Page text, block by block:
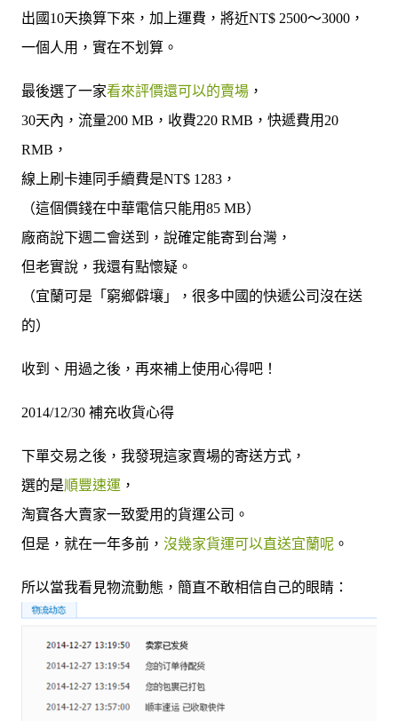
出國10天換算下來，加上運費，將近NT$ 2500～3000，
一個人用，實在不划算。
最後選了一家看來評價還可以的賣場 ，
30天內，流量200 MB，收費220 RMB，快遞費用20
RMB，
線上刷卡連同手續費是NT$ 1283，
（這個價錢在中華電信只能用85 MB）
廠商說下週二會送到，說確定能寄到台灣，
但老實說，我還有點懷疑。
（宜蘭可是「窮鄉僻壤」，很多中國的快遞公司沒在送
的）
收到、用過之後，再來補上使用心得吧！
2014/12/30 補充收貨心得
下單交易之後，我發現這家賣場的寄送方式，
選的是順豐速運 ，
淘寶各大賣家一致愛用的貨運公司。
但是，就在一年多前， 沒幾家貨運可以直送宜蘭呢 。
所以當我看見物流動態，簡直不敢相信自己的眼睛：